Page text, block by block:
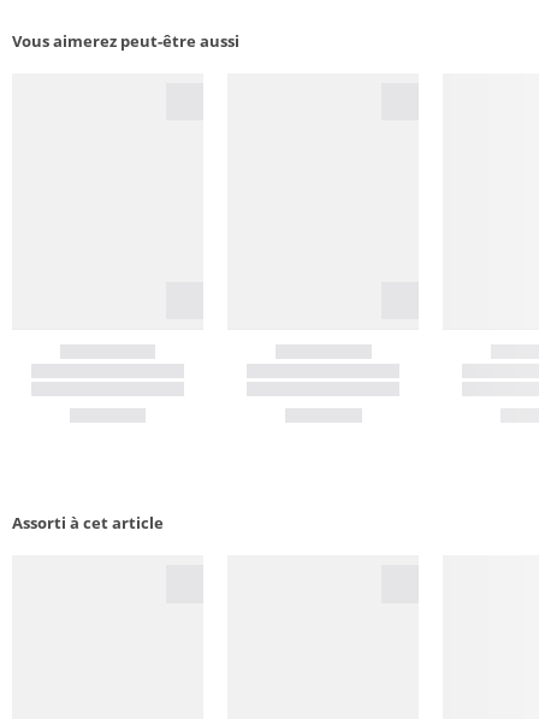
Vous aimerez peut-être aussi
Assorti à cet article